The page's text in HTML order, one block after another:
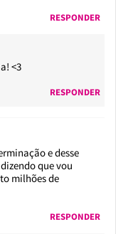
RESPONDER
<3
RESPONDER
e desse
que vou
milhões de
RESPONDER